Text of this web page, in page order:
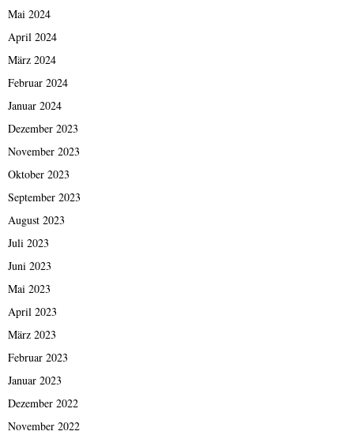
Mai 2024
April 2024
März 2024
Februar 2024
Januar 2024
Dezember 2023
November 2023
Oktober 2023
September 2023
August 2023
Juli 2023
Juni 2023
Mai 2023
April 2023
März 2023
Februar 2023
Januar 2023
Dezember 2022
November 2022